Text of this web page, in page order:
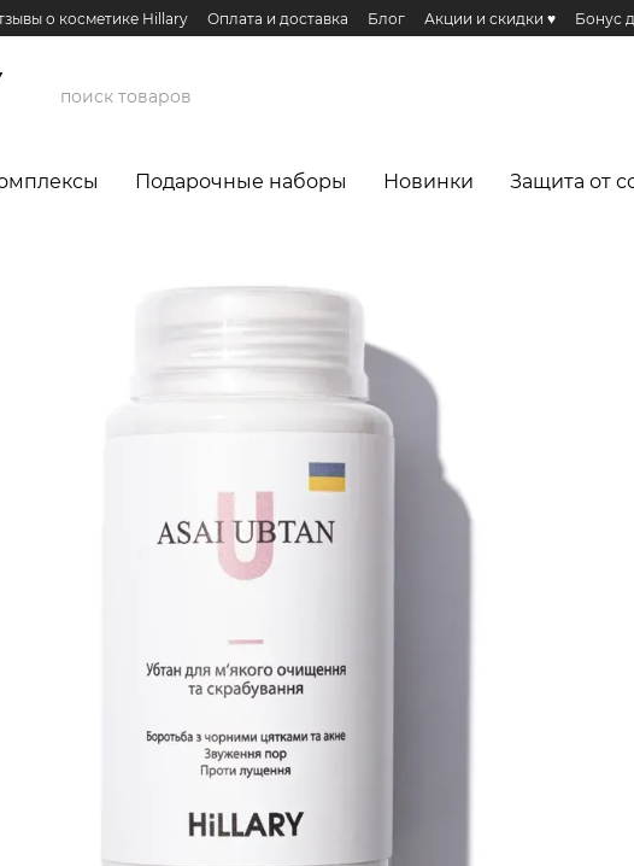
о косметике Hillary Оплата и доставка Блог Акции и скидки ♥️ Бонус
Обмен и возврат Публичная оферта Эко сертификаты и
Подарочные наборы Новинки Защита от